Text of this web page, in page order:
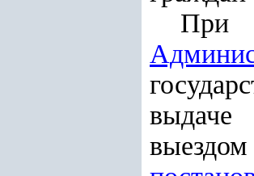
При
выдаче